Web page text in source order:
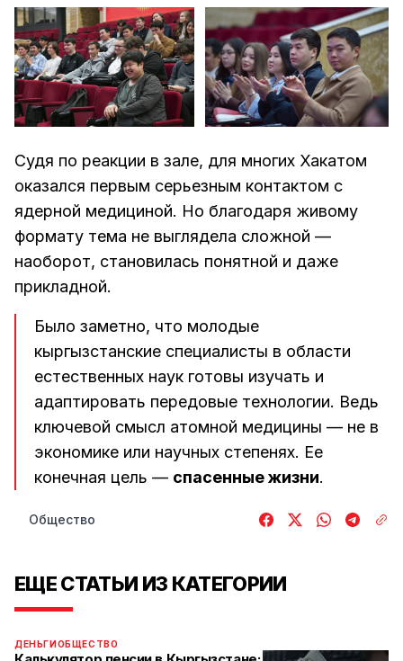
Судя по реакции в зале, для многих Хакатом
оказался первым серьезным контактом с
ядерной медициной. Но благодаря живому
формату тема не выглядела сложной —
наоборот, становилась понятной и даже
прикладной.
Было заметно, что молодые
кыргызстанские специалисты в области
естественных наук готовы изучать и
адаптировать передовые технологии. Ведь
ключевой смысл атомной медицины — не в
экономике или научных степенях. Ее
конечная цель — спасенные жизни.
Общество
ЕЩЕ СТАТЬИ ИЗ КАТЕГОРИИ
ДЕНЬГИ ОБЩЕСТВО